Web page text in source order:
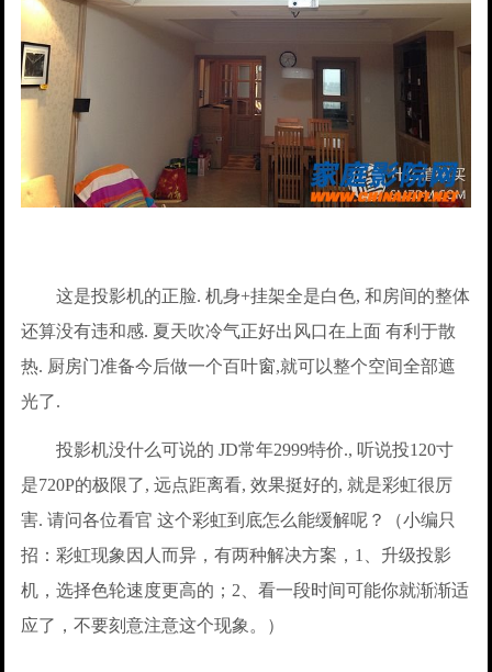
这是投影机的正脸. 机身+挂架全是白色, 和房间的整体
还算没有违和感. 夏天吹冷气正好出风口在上面 有利于散
热. 厨房门准备今后做一个百叶窗,就可以整个空间全部遮
光了.
投影机没什么可说的 JD常年2999特价., 听说投120寸
是720P的极限了, 远点距离看, 效果挺好的, 就是彩虹很厉
害. 请问各位看官 这个彩虹到底怎么能缓解呢？（小编只
招：彩虹现象因人而异，有两种解决方案，1、升级投影
机，选择色轮速度更高的；2、看一段时间可能你就渐渐适
应了，不要刻意注意这个现象。）